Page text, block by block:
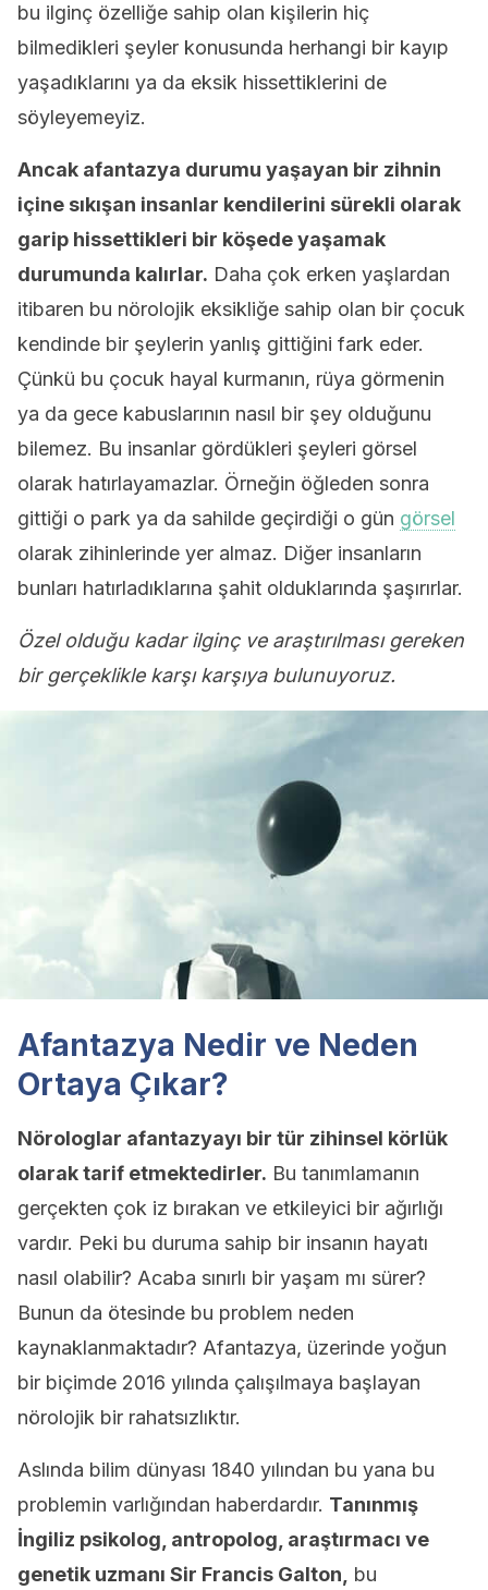
bu ilginç özelliğe sahip olan kişilerin hiç
bilmedikleri şeyler konusunda herhangi bir kayıp
yaşadıklarını ya da eksik hissettiklerini de
söyleyemeyiz.
Ancak afantazya durumu yaşayan bir zihnin
içine sıkışan insanlar kendilerini sürekli olarak
garip hissettikleri bir köşede yaşamak
durumunda kalırlar. Daha çok erken yaşlardan
itibaren bu nörolojik eksikliğe sahip olan bir çocuk
kendinde bir şeylerin yanlış gittiğini fark eder.
Çünkü bu çocuk hayal kurmanın, rüya görmenin
ya da gece kabuslarının nasıl bir şey olduğunu
bilemez. Bu insanlar gördükleri şeyleri görsel
olarak hatırlayamazlar. Örneğin öğleden sonra
gittiği o park ya da sahilde geçirdiği o gün görsel
olarak zihinlerinde yer almaz. Diğer insanların
bunları hatırladıklarına şahit olduklarında şaşırırlar.
Özel olduğu kadar ilginç ve araştırılması gereken
bir gerçeklikle karşı karşıya bulunuyoruz.
Afantazya Nedir ve Neden
Ortaya Çıkar?
Nörologlar afantazyayı bir tür zihinsel körlük
olarak tarif etmektedirler. Bu tanımlamanın
gerçekten çok iz bırakan ve etkileyici bir ağırlığı
vardır. Peki bu duruma sahip bir insanın hayatı
nasıl olabilir? Acaba sınırlı bir yaşam mı sürer?
Bunun da ötesinde bu problem neden
kaynaklanmaktadır? Afantazya, üzerinde yoğun
bir biçimde 2016 yılında çalışılmaya başlayan
nörolojik bir rahatsızlıktır.
Aslında bilim dünyası 1840 yılından bu yana bu
problemin varlığından haberdardır. Tanınmış
İngiliz psikolog, antropolog, araştırmacı ve
genetik uzmanı Sir Francis Galton,
bu